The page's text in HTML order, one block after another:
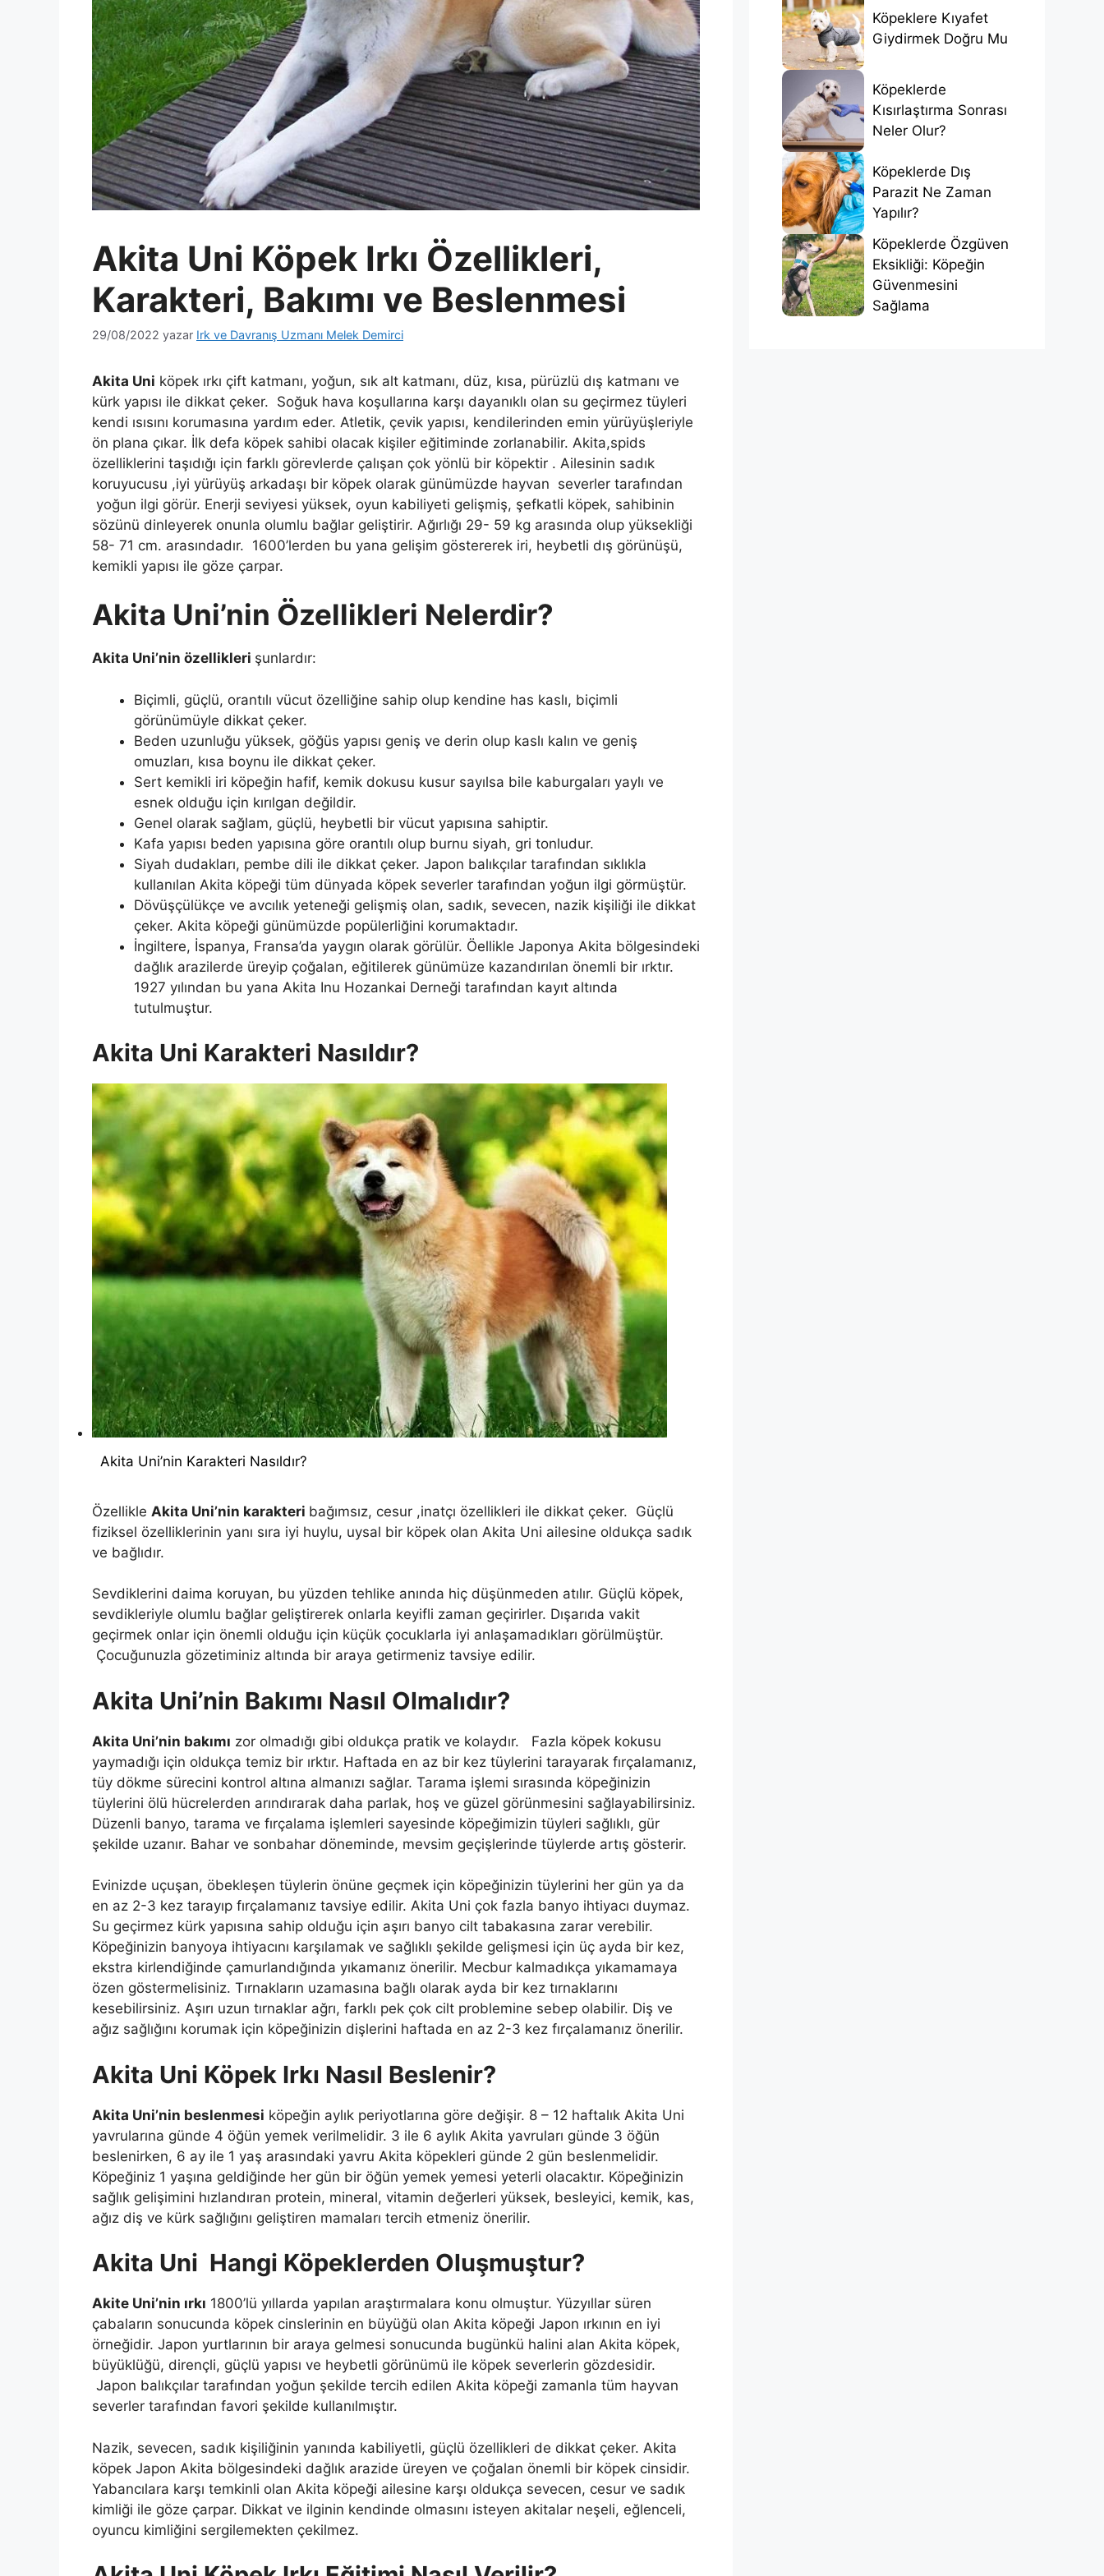
Akita Uni Köpek Irkı Özellikleri,
Karakteri, Bakımı ve Beslenmesi
29/08/2022 yazar Irk ve Davranış Uzmanı Melek Demirci
Akita Uni köpek ırkı çift katmanı, yoğun, sık alt katmanı, düz, kısa, pürüzlü dış katmanı ve
kürk yapısı ile dikkat çeker. Soğuk hava koşullarına karşı dayanıklı olan su geçirmez tüyleri
kendi ısısını korumasına yardım eder. Atletik, çevik yapısı, kendilerinden emin yürüyüşleriyle
ön plana çıkar. İlk defa köpek sahibi olacak kişiler eğitiminde zorlanabilir. Akita,spids
özelliklerini taşıdığı için farklı görevlerde çalışan çok yönlü bir köpektir . Ailesinin sadık
koruyucusu ,iyi yürüyüş arkadaşı bir köpek olarak günümüzde hayvan severler tarafından
yoğun ilgi görür. Enerji seviyesi yüksek, oyun kabiliyeti gelişmiş, şefkatli köpek, sahibinin
sözünü dinleyerek onunla olumlu bağlar geliştirir. Ağırlığı 29- 59 kg arasında olup yüksekliği
58- 71 cm. arasındadır. 1600’lerden bu yana gelişim göstererek iri, heybetli dış görünüşü,
kemikli yapısı ile göze çarpar.
Akita Uni’nin Özellikleri Nelerdir?
Akita Uni’nin özellikleri şunlardır:
Biçimli, güçlü, orantılı vücut özelliğine sahip olup kendine has kaslı, biçimli
görünümüyle dikkat çeker.
Beden uzunluğu yüksek, göğüs yapısı geniş ve derin olup kaslı kalın ve geniş
omuzları, kısa boynu ile dikkat çeker.
Sert kemikli iri köpeğin hafif, kemik dokusu kusur sayılsa bile kaburgaları yaylı ve
esnek olduğu için kırılgan değildir.
Genel olarak sağlam, güçlü, heybetli bir vücut yapısına sahiptir.
Kafa yapısı beden yapısına göre orantılı olup burnu siyah, gri tonludur.
Siyah dudakları, pembe dili ile dikkat çeker. Japon balıkçılar tarafından sıklıkla
kullanılan Akita köpeği tüm dünyada köpek severler tarafından yoğun ilgi görmüştür.
Dövüşçülükçe ve avcılık yeteneği gelişmiş olan, sadık, sevecen, nazik kişiliği ile dikkat
çeker. Akita köpeği günümüzde popülerliğini korumaktadır.
İngiltere, İspanya, Fransa’da yaygın olarak görülür. Öellikle Japonya Akita bölgesindeki
dağlık arazilerde üreyip çoğalan, eğitilerek günümüze kazandırılan önemli bir ırktır.
1927 yılından bu yana Akita Inu Hozankai Derneği tarafından kayıt altında
tutulmuştur.
Akita Uni Karakteri Nasıldır?
Akita Uni’nin Karakteri Nasıldır?
Özellikle Akita Uni’nin karakteri bağımsız, cesur ,inatçı özellikleri ile dikkat çeker. Güçlü
fiziksel özelliklerinin yanı sıra iyi huylu, uysal bir köpek olan Akita Uni ailesine oldukça sadık
ve bağlıdır.
Sevdiklerini daima koruyan, bu yüzden tehlike anında hiç düşünmeden atılır. Güçlü köpek,
sevdikleriyle olumlu bağlar geliştirerek onlarla keyifli zaman geçirirler. Dışarıda vakit
geçirmek onlar için önemli olduğu için küçük çocuklarla iyi anlaşamadıkları görülmüştür.
Çocuğunuzla gözetiminiz altında bir araya getirmeniz tavsiye edilir.
Akita Uni’nin Bakımı Nasıl Olmalıdır?
Akita Uni’nin bakımı zor olmadığı gibi oldukça pratik ve kolaydır. Fazla köpek kokusu
yaymadığı için oldukça temiz bir ırktır. Haftada en az bir kez tüylerini tarayarak fırçalamanız,
tüy dökme sürecini kontrol altına almanızı sağlar. Tarama işlemi sırasında köpeğinizin
tüylerini ölü hücrelerden arındırarak daha parlak, hoş ve güzel görünmesini sağlayabilirsiniz.
Düzenli banyo, tarama ve fırçalama işlemleri sayesinde köpeğimizin tüyleri sağlıklı, gür
şekilde uzanır. Bahar ve sonbahar döneminde, mevsim geçişlerinde tüylerde artış gösterir.
Evinizde uçuşan, öbekleşen tüylerin önüne geçmek için köpeğinizin tüylerini her gün ya da
en az 2-3 kez tarayıp fırçalamanız tavsiye edilir. Akita Uni çok fazla banyo ihtiyacı duymaz.
Su geçirmez kürk yapısına sahip olduğu için aşırı banyo cilt tabakasına zarar verebilir.
Köpeğinizin banyoya ihtiyacını karşılamak ve sağlıklı şekilde gelişmesi için üç ayda bir kez,
ekstra kirlendiğinde çamurlandığında yıkamanız önerilir. Mecbur kalmadıkça yıkamamaya
özen göstermelisiniz. Tırnakların uzamasına bağlı olarak ayda bir kez tırnaklarını
kesebilirsiniz. Aşırı uzun tırnaklar ağrı, farklı pek çok cilt problemine sebep olabilir. Diş ve
ağız sağlığını korumak için köpeğinizin dişlerini haftada en az 2-3 kez fırçalamanız önerilir.
Akita Uni Köpek Irkı Nasıl Beslenir?
Akita Uni’nin beslenmesi köpeğin aylık periyotlarına göre değişir. 8 – 12 haftalık Akita Uni
yavrularına günde 4 öğün yemek verilmelidir. 3 ile 6 aylık Akita yavruları günde 3 öğün
beslenirken, 6 ay ile 1 yaş arasındaki yavru Akita köpekleri günde 2 gün beslenmelidir.
Köpeğiniz 1 yaşına geldiğinde her gün bir öğün yemek yemesi yeterli olacaktır. Köpeğinizin
sağlık gelişimini hızlandıran protein, mineral, vitamin değerleri yüksek, besleyici, kemik, kas,
ağız diş ve kürk sağlığını geliştiren mamaları tercih etmeniz önerilir.
Akita Uni Hangi Köpeklerden Oluşmuştur?
Akite Uni’nin ırkı 1800’lü yıllarda yapılan araştırmalara konu olmuştur. Yüzyıllar süren
çabaların sonucunda köpek cinslerinin en büyüğü olan Akita köpeği Japon ırkının en iyi
örneğidir. Japon yurtlarının bir araya gelmesi sonucunda bugünkü halini alan Akita köpek,
büyüklüğü, dirençli, güçlü yapısı ve heybetli görünümü ile köpek severlerin gözdesidir.
Japon balıkçılar tarafından yoğun şekilde tercih edilen Akita köpeği zamanla tüm hayvan
severler tarafından favori şekilde kullanılmıştır.
Nazik, sevecen, sadık kişiliğinin yanında kabiliyetli, güçlü özellikleri de dikkat çeker. Akita
köpek Japon Akita bölgesindeki dağlık arazide üreyen ve çoğalan önemli bir köpek cinsidir.
Yabancılara karşı temkinli olan Akita köpeği ailesine karşı oldukça sevecen, cesur ve sadık
kimliği ile göze çarpar. Dikkat ve ilginin kendinde olmasını isteyen akitalar neşeli, eğlenceli,
oyuncu kimliğini sergilemekten çekilmez.
Köpeklere Kıyafet
Giydirmek Doğru Mu
Köpeklerde
Kısırlaştırma Sonrası
Neler Olur?
Köpeklerde Dış
Parazit Ne Zaman
Yapılır?
Köpeklerde Özgüven
Eksikliği: Köpeğin
Güvenmesini
Sağlama